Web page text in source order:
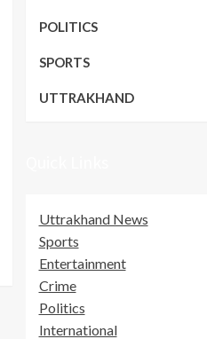
POLITICS
SPORTS
UTTRAKHAND
Uttrakhand News
Sports
Entertainment
Crime
Politics
International